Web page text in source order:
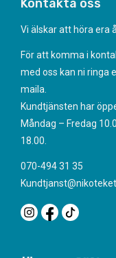
Kontakta oss
Vi älskar att höra era
För att komma i
med oss kan ni ringa
maila.
Kundtjänsten har
Måndag – Fredag
18.00.
070-494 31 35